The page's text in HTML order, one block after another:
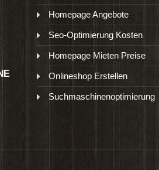
Homepage Angebote
Seo-Optimierung Kosten
Homepage Mieten Preise
Onlineshop Erstellen
Suchmaschinenoptimierung